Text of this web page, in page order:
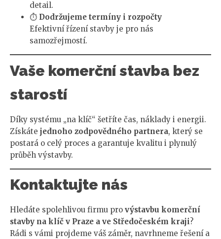
detail.
⏱️ Dodržujeme termíny i rozpočty
Efektivní řízení stavby je pro nás
samozřejmostí.
Vaše komerční stavba bez
starostí
Díky systému „na klíč“ šetříte čas, náklady i energii.
Získáte jednoho zodpovědného partnera, který se
postará o celý proces a garantuje kvalitu i plynulý
průběh výstavby.
Kontaktujte nás
Hledáte spolehlivou firmu pro výstavbu komerční
stavby na klíč v Praze a ve Středočeském kraji?
Rádi s vámi projdeme váš záměr, navrhneme řešení a